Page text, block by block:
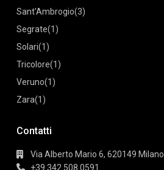
Sant'Ambrogio(3)
Segrate(1)
Solari(1)
Tricolore(1)
Veruno(1)
Zara(1)
Contatti
Via Alberto Mario 6, 620149 Milano
+39 342 508 0591